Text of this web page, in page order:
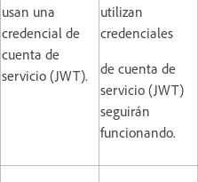
usan una
credencial de
cuenta de
servicio (JWT).
utilizan
credenciales
de cuenta de
servicio (JWT)
seguirán
funcionando.